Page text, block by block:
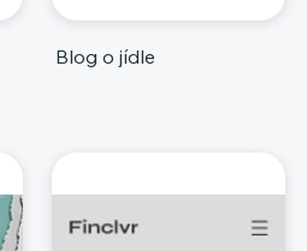
Blog o jídle